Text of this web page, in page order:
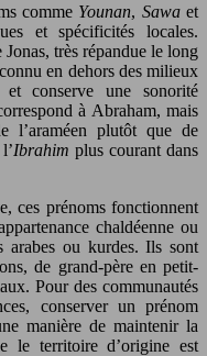
comme Younan, Sawaet
et spécificités locales.
très répandue le long
en dehors des milieux
conserve une sonorité
à Abraham, mais
l’araméen plutôt que de
Ibrahim plus courant dans
ces prénoms fonctionnent
chaldéenne ou
arabes ou kurdes. Ils sont
de grand-père en petit-
Pour des communautés
conserver un prénom
manière de maintenir la
le territoire d’origine est